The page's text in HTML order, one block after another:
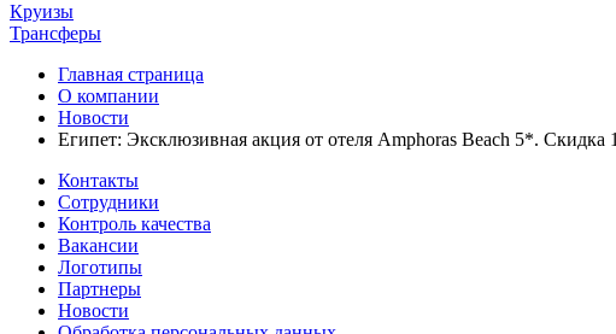
Круизы
Трансферы
Главная страница
О компании
Новости
Египет: Эксклюзивная акция от отеля Amphoras Beach 5*. Скидка
Контакты
Сотрудники
Контроль качества
Вакансии
Логотипы
Партнеры
Новости